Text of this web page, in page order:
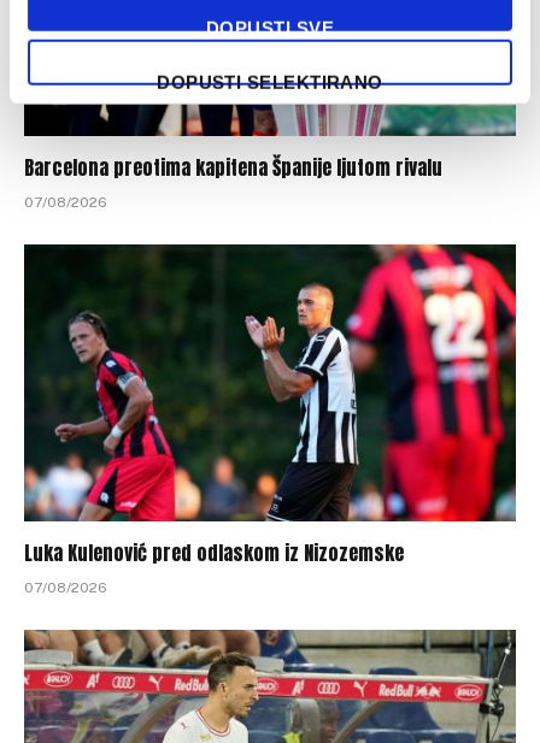
DOPUSTI SVE
DOPUSTI SELEKTIRANO
Barcelona preotima kapitena Španije ljutom rivalu
07/08/2026
Luka Kulenović pred odlaskom iz Nizozemske
07/08/2026